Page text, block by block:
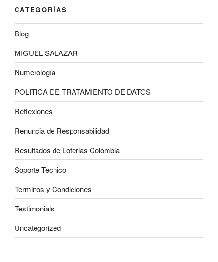
CATEGORÍAS
Blog
MIGUEL SALAZAR
Numerología
POLITICA DE TRATAMIENTO DE DATOS
Reflexiones
Renuncia de Responsabilidad
Resultados de Loterias Colombia
Soporte Tecnico
Terminos y Condiciones
Testimonials
Uncategorized